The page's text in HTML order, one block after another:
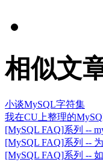
相似文
小谈MySQL字符集
我在CU上整理的
[MySQL FAQ]系列 --
[MySQL FAQ]系列 --
[MySQL FAQ]系列 --